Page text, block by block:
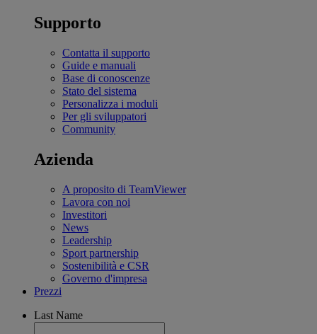
Supporto
Contatta il supporto
Guide e manuali
Base di conoscenze
Stato del sistema
Personalizza i moduli
Per gli sviluppatori
Community
Azienda
A proposito di TeamViewer
Lavora con noi
Investitori
News
Leadership
Sport partnership
Sostenibilità e CSR
Governo d'impresa
Prezzi
Last Name